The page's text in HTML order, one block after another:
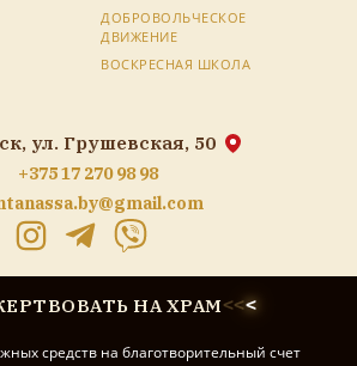
ДОБРОВОЛЬЧЕСКОЕ
ДВИЖЕНИЕ
ВОСКРЕСНАЯ ШКОЛА
ул. Грушевская, 50
+375 17 270 98 98
НА ХРАМ<<<
средств на благотворительный счет